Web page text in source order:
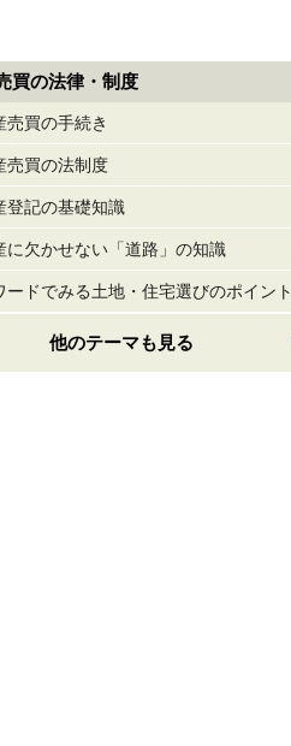
買の法律・制度
売買の手続き
売買の法制度
登記の基礎知識
に欠かせない「道路」の知識
ードでみる土地・住宅選びのポイント
他のテーマも見る